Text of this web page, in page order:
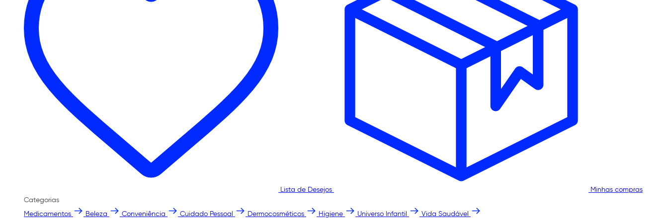
Lista de Desejos
Minhas compras
Categorias
Medicamentos
Beleza Conveniência Cuidado Pessoal Dermocosméticos Higiene Universo Infantil Vida Saudável